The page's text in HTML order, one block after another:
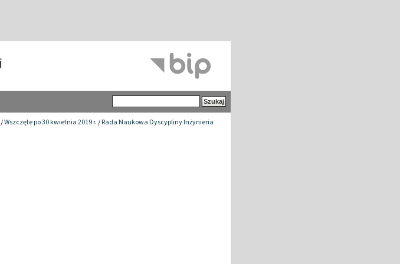
/Wszczęte po 30 kwietnia 2019 r./Rada Naukowa Dyscypliny Inżynieria